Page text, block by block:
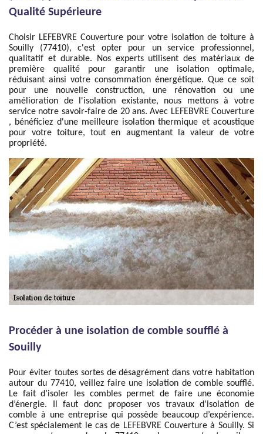
Qualité Supérieure
Choisir LEFEBVRE Couverture pour votre isolation de toiture à
Souilly (77410), c'est opter pour un service professionnel,
qualitatif et durable. Nos experts utilisent des matériaux de
première qualité pour garantir une isolation optimale,
réduisant ainsi votre consommation énergétique. Que ce soit
pour une nouvelle construction, une rénovation ou une
amélioration de l'isolation existante, nous mettons à votre
service notre savoir-faire de 20 ans. Avec LEFEBVRE Couverture
, bénéficiez d'une meilleure isolation thermique et acoustique
pour votre toiture, tout en augmentant la valeur de votre
propriété.
Procéder à une isolation de comble soufflé à
Souilly
Pour éviter toutes sortes de désagrément dans votre habitation
autour du 77410, veillez faire une isolation de comble soufflé.
Le fait d’isoler les combles permet de faire une économie
d’énergie. Il faut donc proposer vos travaux d’isolation de
comble à une entreprise qui possède beaucoup d’expérience.
C’est spécialement le cas de LEFEBVRE Couverture à Souilly. Si